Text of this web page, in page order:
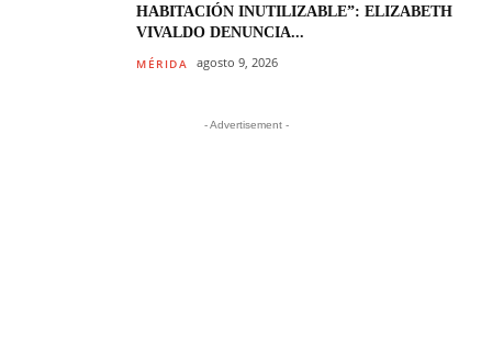
HABITACIÓN INUTILIZABLE”: ELIZABETH
VIVALDO DENUNCIA...
MÉRIDA agosto 9, 2026
- Advertisement -